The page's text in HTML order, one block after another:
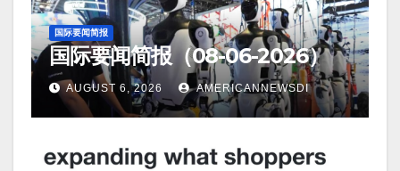
国际要闻简报
国际要闻简报（08-06-2026）
AUGUST 6, 2026 AMERICANNEWSDI